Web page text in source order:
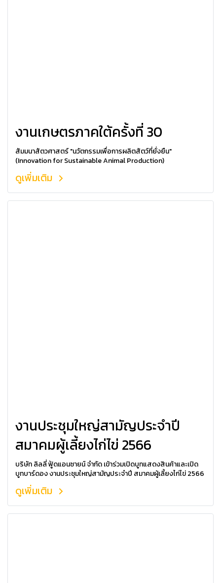
งานเกษตรภาคใต้ครั้งที่ 30
สัมมนาสัตวศาสตร์ "นวัตกรรมเพื่อการผลิตสัตว์ที่ยั่งยืน"
(Innovation for Sustainable Animal Production)
ดูเพิ่มเติม
งานประชุมใหญ่สามัญประจำปี
สมาคมผู้เลี้ยงไก่ไข่ 2566
บริษัท ลิลลี่ ฟู้ดแอนซายน์ จำกัด เข้าร่วมเปิดบูทแสดงสินค้าและเปิด
บูทบาร์ดอง งานประชุมใหญ่สามัญประจำปี สมาคมผู้เลี้ยงไก่ไข่ 2566
ดูเพิ่มเติม